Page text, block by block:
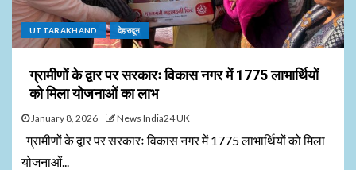
UTTARAKHAND देहरादून
ग्रामीणों के द्वार पर सरकारः विकास नगर में 1775 लाभार्थियों
को मिला योजनाओं का लाभ
January 8, 2026 News India24 UK
ग्रामीणों के द्वार पर सरकारः विकास नगर में 1775 लाभार्थियों को मिला
योजनाओं...